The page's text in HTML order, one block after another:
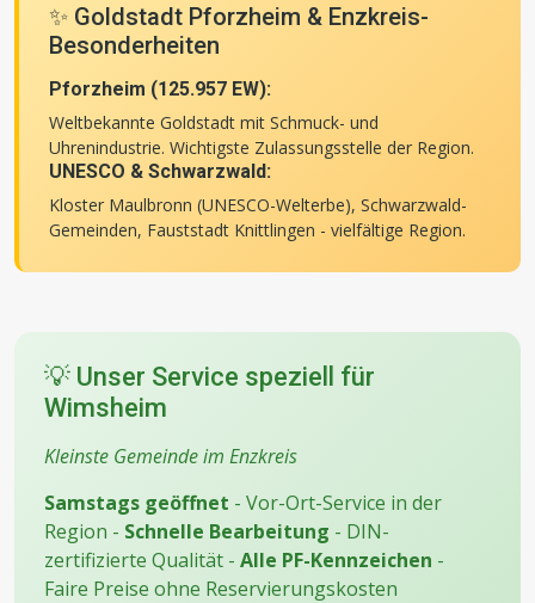
✨ Goldstadt Pforzheim & Enzkreis-
Besonderheiten
Pforzheim (125.957 EW):
Weltbekannte Goldstadt mit Schmuck- und
Uhrenindustrie. Wichtigste Zulassungsstelle der Region.
UNESCO & Schwarzwald:
Kloster Maulbronn (UNESCO-Welterbe), Schwarzwald-
Gemeinden, Fauststadt Knittlingen - vielfältige Region.
💡 Unser Service speziell für
Wimsheim
Kleinste Gemeinde im Enzkreis
Samstags geöffnet - Vor-Ort-Service in der
Region - Schnelle Bearbeitung - DIN-
zertifizierte Qualität - Alle PF-Kennzeichen -
Faire Preise ohne Reservierungskosten